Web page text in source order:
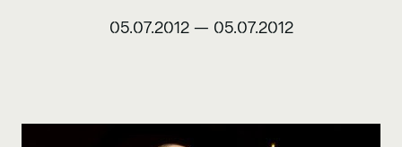
05.07.2012 — 05.07.2012